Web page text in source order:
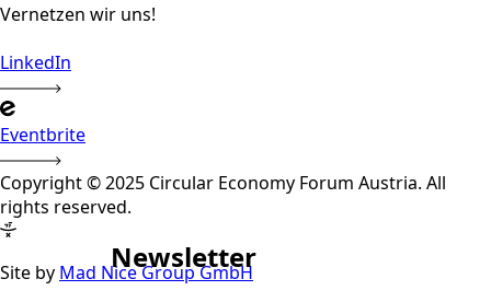
Vernetzen wir uns!
LinkedIn
Eventbrite
Copyright © 2025 Circular Economy Forum Austria. All
rights reserved.
Site by Mad Nice Group GmbH
Newsletter